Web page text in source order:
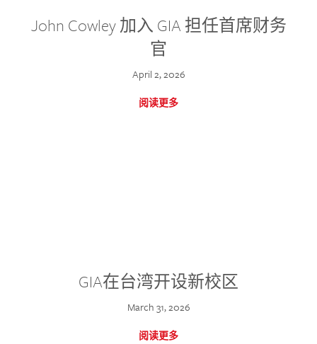
John Cowley 加入 GIA 担任首席财务
官
April 2, 2026
阅读更多
GIA在台湾开设新校区
March 31, 2026
阅读更多